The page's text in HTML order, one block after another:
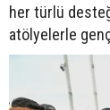
her türlü
atölyelerle